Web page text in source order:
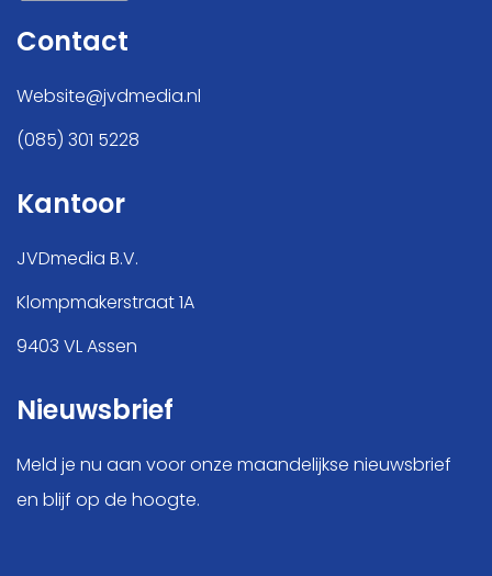
Contact
Website@jvdmedia.nl
(085) 301 5228
Kantoor
JVDmedia B.V.
Klompmakerstraat 1A
9403 VL Assen
Nieuwsbrief
Meld je nu aan voor onze maandelijkse nieuwsbrief
en blijf op de hoogte.